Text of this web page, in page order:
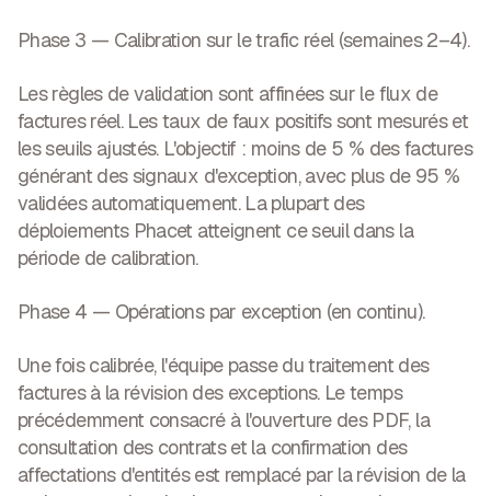
Phase 3 — Calibration sur le trafic réel (semaines 2–4).
Les règles de validation sont affinées sur le flux de
factures réel. Les taux de faux positifs sont mesurés et
les seuils ajustés. L'objectif : moins de 5 % des factures
générant des signaux d'exception, avec plus de 95 %
validées automatiquement. La plupart des
déploiements Phacet atteignent ce seuil dans la
période de calibration.
Phase 4 — Opérations par exception (en continu).
Une fois calibrée, l'équipe passe du traitement des
factures à la révision des exceptions. Le temps
précédemment consacré à l'ouverture des PDF, la
consultation des contrats et la confirmation des
affectations d'entités est remplacé par la révision de la